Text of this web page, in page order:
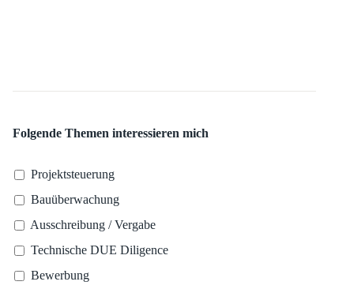
Folgende Themen interessieren mich
Projektsteuerung
Bauüberwachung
Ausschreibung / Vergabe
Technische DUE Diligence
Bewerbung